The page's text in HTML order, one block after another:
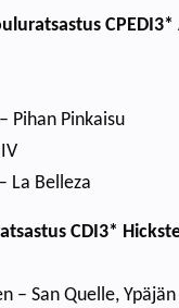
Pihan Pinkaisu
La Belleza
CDI3*
– San Quelle,